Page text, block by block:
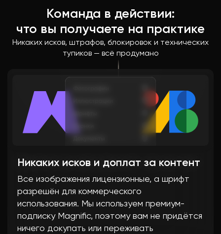
Евгений
Дмитрий
загрузки, корректное отображение на
любых устройствах и никаких багов
Кенан
сломанных блоков и кривой мобильной
Контролируют качество финальной сборки,
чтобы сайт был готов к рекламе, поисковой
оптимизации и реальным пользователям
блокировки
Следит за безопасностью сайта в
чувствительных нишах: медицина, туризм,
финансовые услуги
Убирает формулировки, которые могут
вызвать претензии ФАС или других
регуляторов
Владимир
Команда в действии:
что вы получаете на практике
Никаких исков, штрафов, блокировок и технических
тупиков — всё продумано
Никаких исков и доплат за контент
Все изображения лицензионные, а шрифт
разрешён для коммерческого
использования. Мы используем премиум-
подписку Magnific, поэтому вам не придётся
ничего докупать или переживать